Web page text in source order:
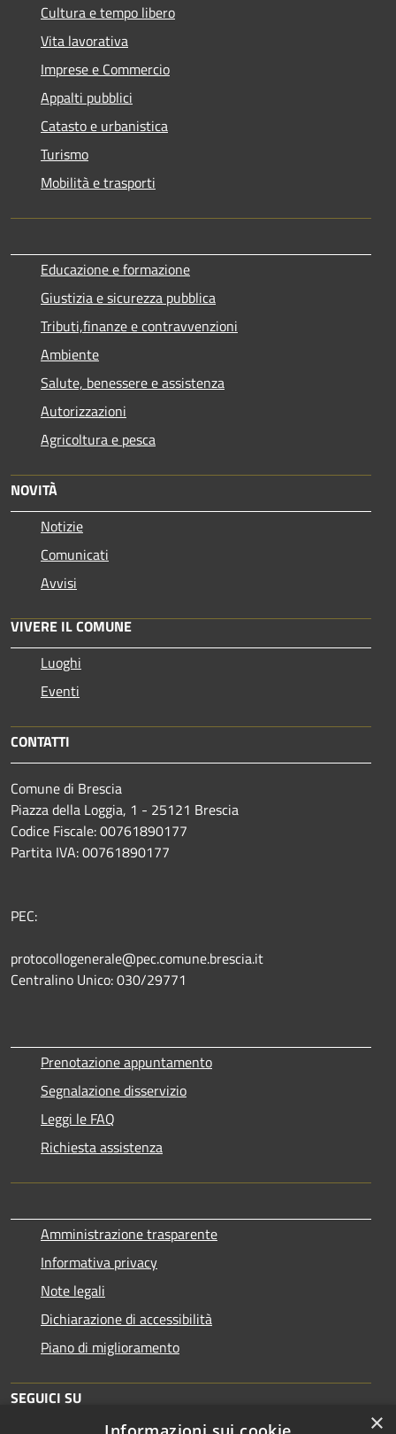
Cultura e tempo libero
Vita lavorativa
Imprese e Commercio
Appalti pubblici
Catasto e urbanistica
Turismo
Mobilità e trasporti
Educazione e formazione
Giustizia e sicurezza pubblica
Tributi,finanze e contravvenzioni
Ambiente
Salute, benessere e assistenza
Autorizzazioni
Agricoltura e pesca
NOVITÀ
Notizie
Comunicati
Avvisi
VIVERE IL COMUNE
Luoghi
Eventi
CONTATTI
Comune di Brescia
Piazza della Loggia, 1 - 25121 Brescia
Codice Fiscale: 00761890177
Partita IVA: 00761890177
PEC:
protocollogenerale@pec.comune.brescia.it
Centralino Unico: 030/29771
Prenotazione appuntamento
Segnalazione disservizio
Leggi le FAQ
Richiesta assistenza
Amministrazione trasparente
Informativa privacy
Note legali
Dichiarazione di accessibilità
Piano di miglioramento
SEGUICI SU
×